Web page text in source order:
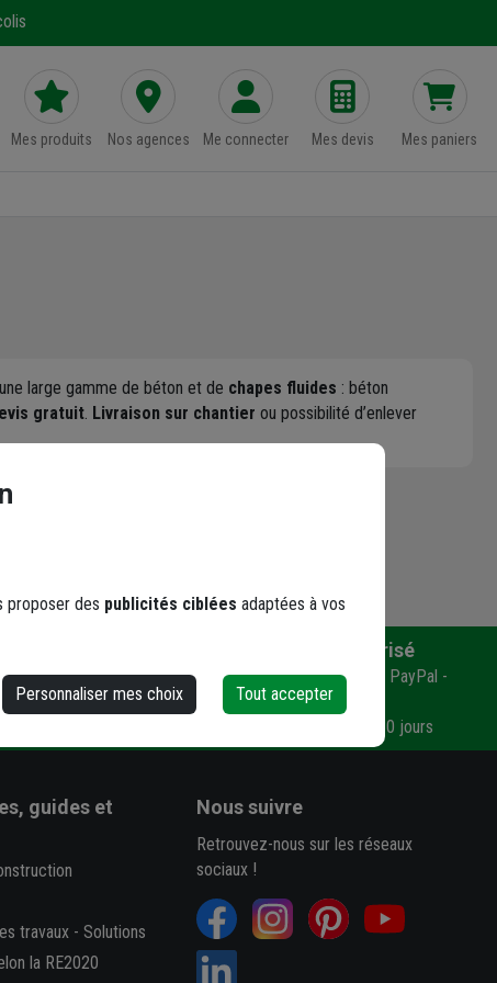
Mes produits Nos agences Me connecter Mes devis Mes paniers
large gamme de béton et de chapes fluides : béton
gratuit Livraison sur chantier ou possibilité d’enlever
?
Paiement sécurisé
Carte bancaire en 1 ou 3 fois - PayPal -
Virement
Mandat administratif - LCR 30 jours
guides et
travaux- Solutions
la RE2020
Nous suivre
Retrouvez-nous sur les réseaux
sociaux !
proposer des publicités ciblées adaptées à vos
Personnaliser mes choix Tout accepter